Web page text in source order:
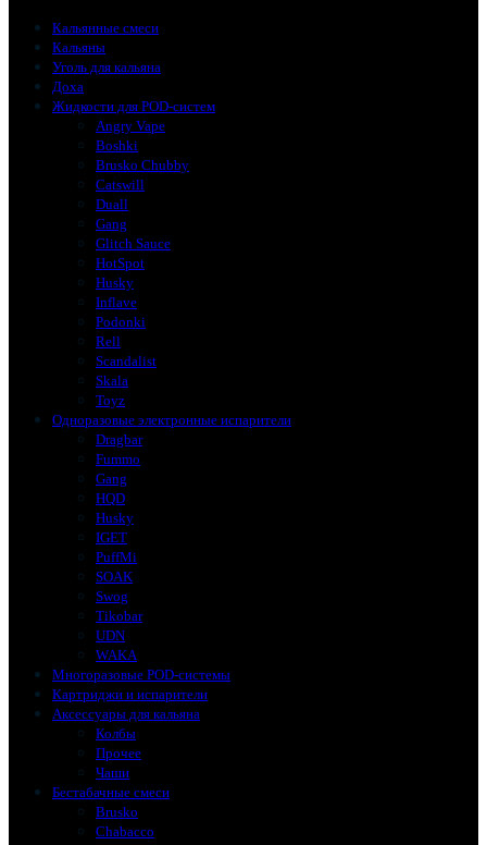
Кальянные смеси
Кальяны
Уголь для кальяна
Доха
Жидкости для POD-систем
Angry Vape
Boshki
Brusko Chubby
Catswill
Duall
Gang
Glitch Sauce
HotSpot
Husky
Inflave
Podonki
Rell
Scandalist
Skala
Toyz
Одноразовые электронные испарители
Dragbar
Fummo
Gang
HQD
Husky
IGET
PuffMi
SOAK
Swog
Tikobar
UDN
WAKA
Многоразовые POD-системы
Картриджи и испарители
Аксессуары для кальяна
Колбы
Прочее
Чаши
Бестабачные смеси
Brusko
Chabacco